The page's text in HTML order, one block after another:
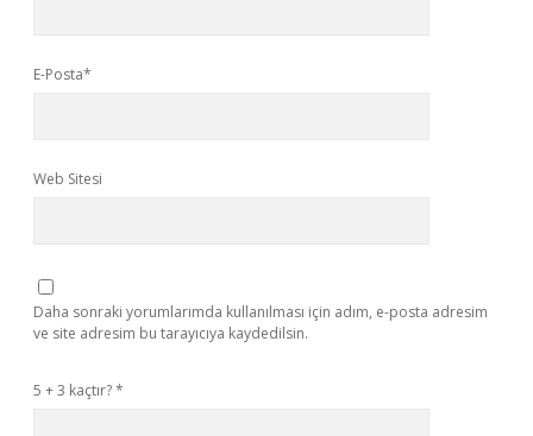
E-Posta*
Web Sitesi
Daha sonraki yorumlarımda kullanılması için adım, e-posta adresim
ve site adresim bu tarayıcıya kaydedilsin.
5 + 3 kaçtır?*